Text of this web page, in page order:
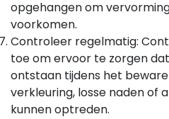
opgehangen om
voorkomen.
Controleer regelmatig:
toe om ervoor te zorgen
ontstaan tijdens het
verkleuring, losse naden of
kunnen optreden.